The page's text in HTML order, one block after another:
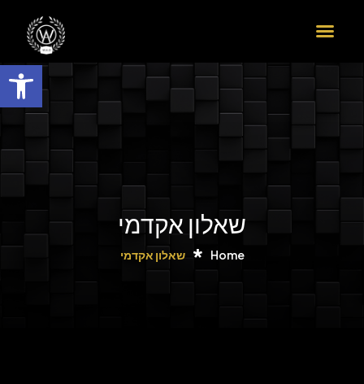
שאלון אקדמי
Home שאלון אקדמי